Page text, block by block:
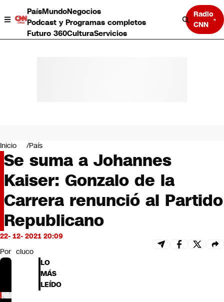
PaísMundoNegocios
Podcast y Programas completos
Futuro 360CulturaServicios
Radio
CNN
Negocios
Deportes
Programas completos
Cultura
Servicios
Bits
CNN tiempo
Futuro 360
Inicio País
Se suma a Johannes
Kaiser: Gonzalo de la
Carrera renunció al Partido
Republicano
22- 12- 2021 20:09
Por cluco
LO
MÁS
LEÍDO